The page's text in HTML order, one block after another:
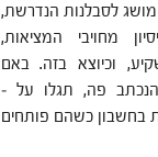
מושג לסבלנות הנדרשת,
מחויבי המציאות,
וכיוצא בזה. באם
פה, תגלו על –
בחשבון כשהם פותחים